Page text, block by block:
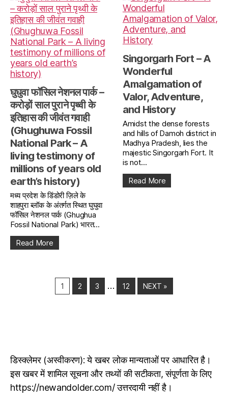
घुघुवा फॉसिल नेशनल पार्क –
करोड़ों साल पुराने पृथ्वी के
इतिहास की जीवंत गवाही
(Ghughuwa Fossil
National Park – A
living testimony of
millions of years old
earth’s history)
मध्य प्रदेश के डिंडोरी ज़िले के
शाहपुरा ब्लॉक के अंतर्गत स्थित घुघुवा
फॉसिल नेशनल पार्क (Ghughua
Fossil National Park) भारत...
Read More
Singorgarh Fort – A
Wonderful
Amalgamation of
Valor, Adventure,
and History
Amidst the dense forests
and hills of Damoh district in
Madhya Pradesh, lies the
majestic Singorgarh Fort. It
is not...
Read More
1 2 3 … 12 NEXT »
डिस्क्लेमर (अस्वीकरण): ये खबर लोक मान्यताओं पर आधारित है।
इस खबर में शामिल सूचना और तथ्यों की सटीकता, संपूर्णता के लिए
https://newandolder.com/ उत्तरदायी नहीं है।